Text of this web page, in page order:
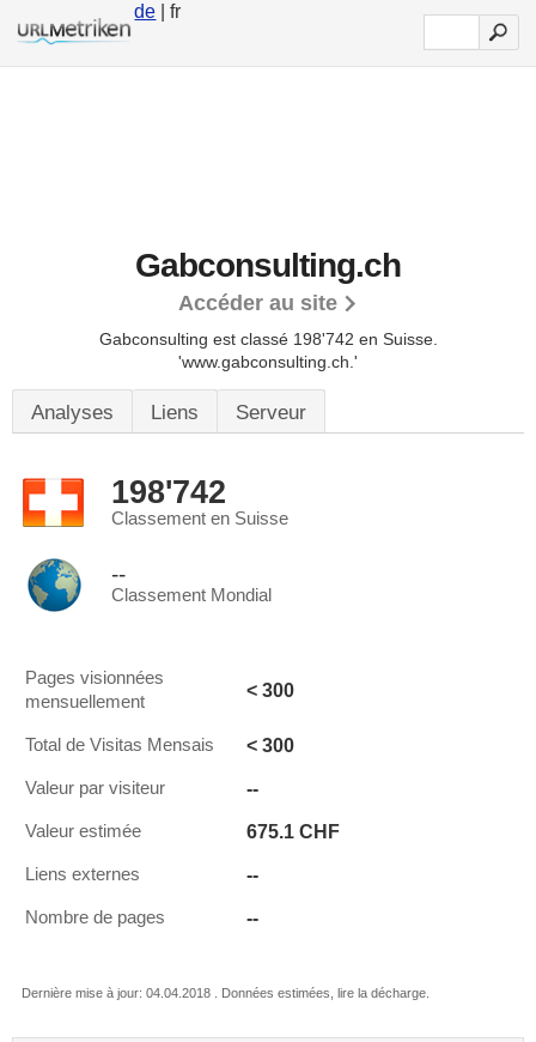
de | fr
Gabconsulting.ch
Accéder au site
Gabconsulting est classé 198'742 en Suisse.
'www.gabconsulting.ch.'
Analyses Liens Serveur
198'742
Classement en Suisse
--
Classement Mondial
Pages visionnées
mensuellement
< 300
Total de Visitas Mensais < 300
Valeur par visiteur --
Valeur estimée 675.1 CHF
Liens externes --
Nombre de pages --
Dernière mise à jour: 04.04.2018 . Données estimées, lire la décharge.